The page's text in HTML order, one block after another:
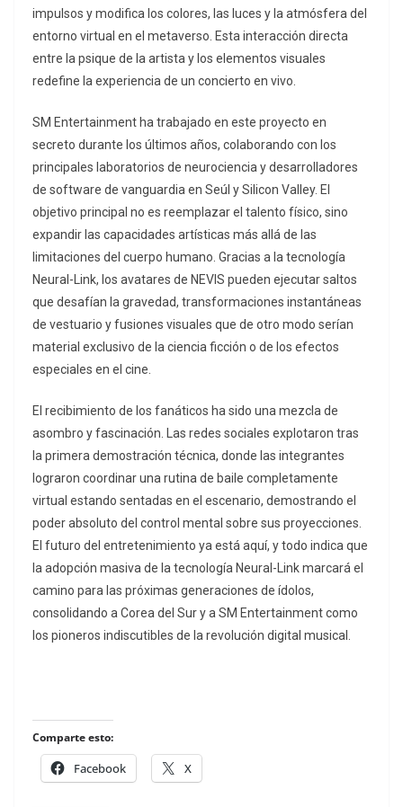
impulsos y modifica los colores, las luces y la atmósfera del
entorno virtual en el metaverso. Esta interacción directa
entre la psique de la artista y los elementos visuales
redefine la experiencia de un concierto en vivo.
SM Entertainment ha trabajado en este proyecto en
secreto durante los últimos años, colaborando con los
principales laboratorios de neurociencia y desarrolladores
de software de vanguardia en Seúl y Silicon Valley. El
objetivo principal no es reemplazar el talento físico, sino
expandir las capacidades artísticas más allá de las
limitaciones del cuerpo humano. Gracias a la tecnología
Neural-Link, los avatares de NEVIS pueden ejecutar saltos
que desafían la gravedad, transformaciones instantáneas
de vestuario y fusiones visuales que de otro modo serían
material exclusivo de la ciencia ficción o de los efectos
especiales en el cine.
El recibimiento de los fanáticos ha sido una mezcla de
asombro y fascinación. Las redes sociales explotaron tras
la primera demostración técnica, donde las integrantes
lograron coordinar una rutina de baile completamente
virtual estando sentadas en el escenario, demostrando el
poder absoluto del control mental sobre sus proyecciones.
El futuro del entretenimiento ya está aquí, y todo indica que
la adopción masiva de la tecnología Neural-Link marcará el
camino para las próximas generaciones de ídolos,
consolidando a Corea del Sur y a SM Entertainment como
los pioneros indiscutibles de la revolución digital musical.
Comparte esto:
Facebook X